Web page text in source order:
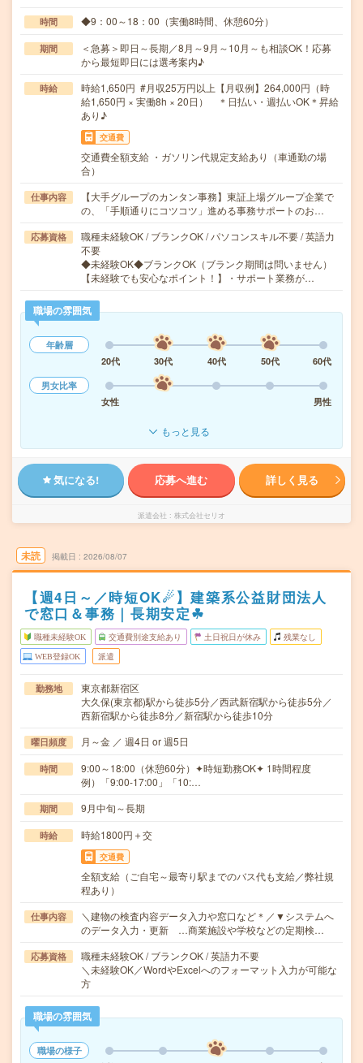
時間 ◆9：00～18：00（実働8時間、休憩60分）
期間
＜急募＞即日～長期／8月～9月～10月～も相談OK！応募
から最短即日には選考案内♪
時給
時給1,650円 #月収25万円以上【月収例】264,000円（時
給1,650円 × 実働8h × 20日） ＊日払い・週払いOK＊昇給
あり♪
交通費
交通費全額支給 ・ガソリン代規定支給あり（車通勤の場
合）
仕事内容
【大手グループのカンタン事務】東証上場グループ企業で
の、「手順通りにコツコツ」進める事務サポートのお…
応募資格
職種未経験OK / ブランクOK / パソコンスキル不要 / 英語力
不要
◆未経験OK◆ブランクOK（ブランク期間は問いません）
【未経験でも安心なポイント！】・サポート業務が…
職場の雰囲気
年齢層
20代
30代 40代 50代
60代
男女比率
女性
男性
もっと見る
気になる! 応募へ進む 詳しく見る
派遣会社 株式会社セリオ
未読 掲載日 2026/08/07
【週4日～／時短OK☄】建築系公益財団法人
で窓口＆事務｜長期安定☘︎
職種未経験OK 交通費別途支給あり 土日祝日が休み 残業なし
WEB登録OK 派遣
勤務地
東京都新宿区
大久保(東京都)駅から徒歩5分／西武新宿駅から徒歩5分／
西新宿駅から徒歩8分／新宿駅から徒歩10分
曜日頻度 月～金 ／ 週4日 or 週5日
時間
9:00～18:00（休憩60分）✦時短勤務OK✦ 1時間程度
例）「9:00-17:00」「10:…
期間 9月中旬～長期
時給 時給1800円＋交
交通費
全額支給（ご自宅～最寄り駅までのバス代も支給／弊社規
程あり）
仕事内容
＼建物の検査内容データ入力や窓口など＊／▼システムへ
のデータ入力・更新 …商業施設や学校などの定期検…
応募資格
職種未経験OK / ブランクOK / 英語力不要
＼未経験OK／WordやExcelへのフォーマット入力が可能な
方
職場の雰囲気
職場の様子